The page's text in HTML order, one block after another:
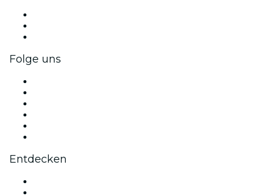
Folge uns
Entdecken